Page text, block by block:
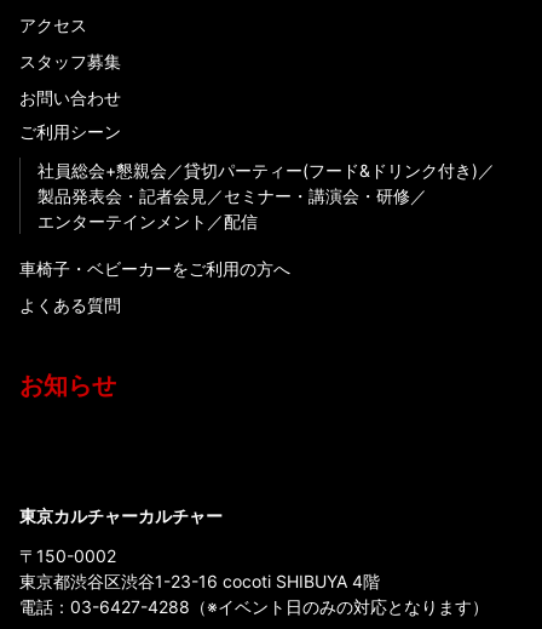
アクセス
スタッフ募集
お問い合わせ
ご利用シーン
社員総会+懇親会
貸切パーティー(フード&ドリンク付き)
製品発表会・記者会見
セミナー・講演会・研修
エンターテインメント
配信
車椅子・ベビーカーをご利用の方へ
よくある質問
お知らせ
東京カルチャーカルチャー
〒150-0002
東京都渋谷区渋谷1-23-16 cocoti SHIBUYA 4階
電話： 03-6427-4288 （※イベント日のみの対応となります）